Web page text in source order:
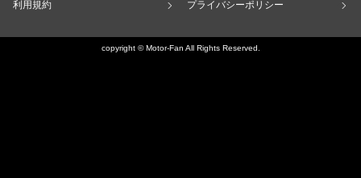
利用規約 プライバシーポリシー
copyright © Motor-Fan All Rights Reserved.